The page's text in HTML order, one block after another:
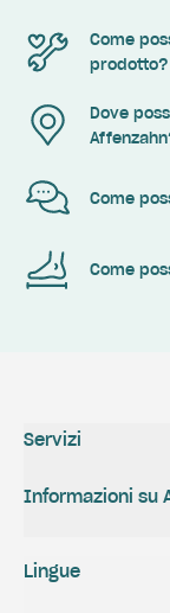
Come
prodotto?
Dove
Come
Come
Servizi
Informazioni su
Lingue